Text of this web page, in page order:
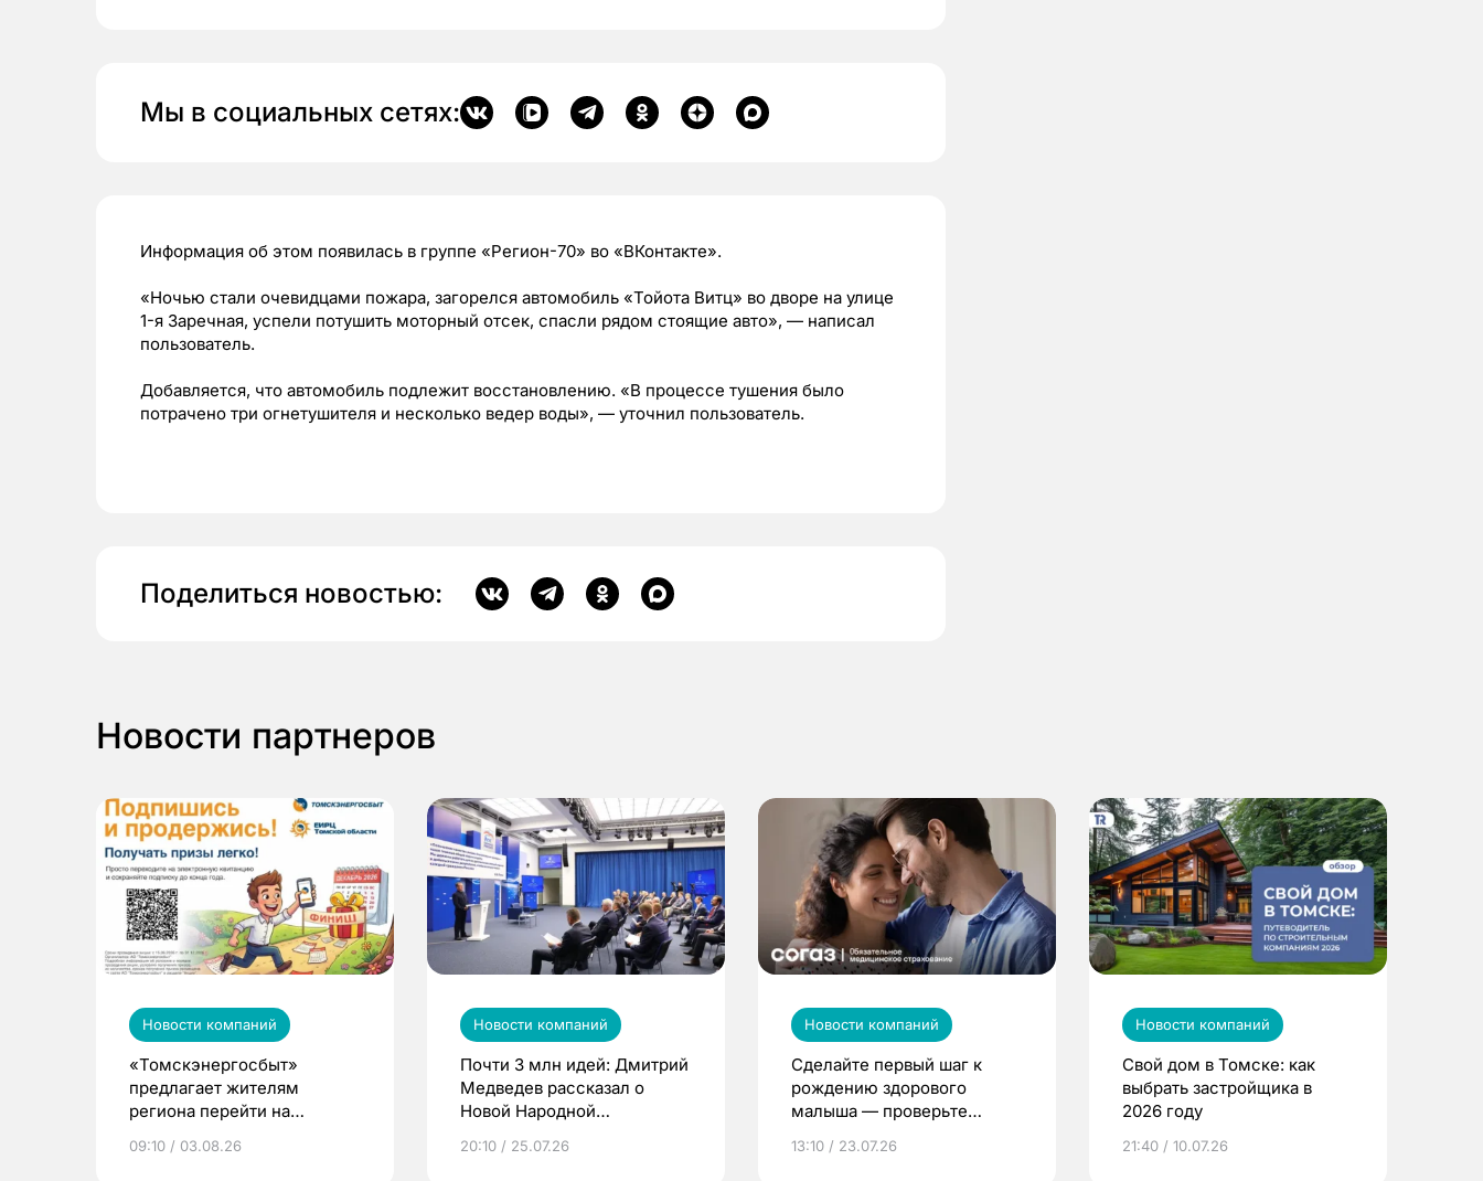
Мы в социальных сетях:
Информация об этом появилась в группе «Регион-70» во «ВКонтакте».
«Ночью стали очевидцами пожара, загорелся автомобиль «Тойота Витц» во дворе на улице
1-я Заречная, успели потушить моторный отсек, спасли рядом стоящие авто», — написал
пользователь.
Добавляется, что автомобиль подлежит восстановлению. «В процессе тушения было
потрачено три огнетушителя и несколько ведер воды», — уточнил пользователь.
Поделиться новостью:
Новости партнеров
Новости компаний
«Томскэнергосбыт»
предлагает жителям
региона перейти на
выиграть призы
09:10 / 03.08.26
Новости компаний
Почти 3 млн идей: Дмитрий
Медведев рассказал о
Новой Народной
20:10 / 25.07.26
Новости компаний
Сделайте первый шаг к
рождению здорового
малыша — проверьте
по ОМС!
13:10 / 23.07.26
Новости компаний
Свой дом в Томске: как
выбрать застройщика в
2026 году
21:40 / 10.07.26